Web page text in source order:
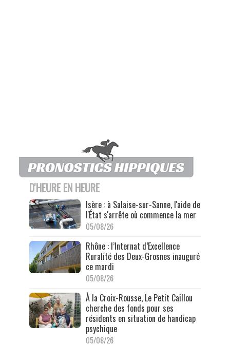
D'HEURE EN HEURE
Isère : à Salaise-sur-Sanne, l'aide de
l'État s'arrête où commence la mer
05/08/26
Rhône : l’Internat d’Excellence
Ruralité des Deux-Grosnes inauguré
ce mardi
05/08/26
À la Croix-Rousse, Le Petit Caillou
cherche des fonds pour ses
résidents en situation de handicap
psychique
05/08/26